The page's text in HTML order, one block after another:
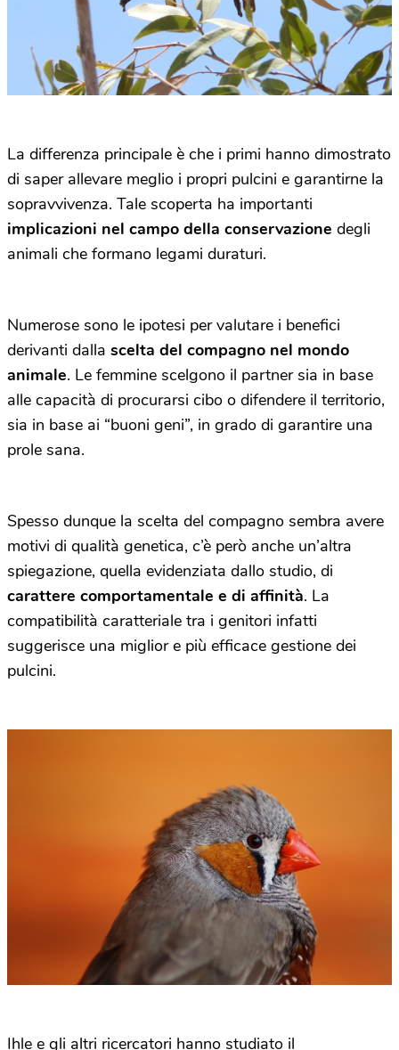
La differenza principale è che i primi hanno dimostrato
di saper allevare meglio i propri pulcini e garantirne la
sopravvivenza. Tale scoperta ha importanti
implicazioni nel campo della conservazione degli
animali che formano legami duraturi.
Numerose sono le ipotesi per valutare i benefici
derivanti dalla scelta del compagno nel mondo
animale. Le femmine scelgono il partner sia in base
alle capacità di procurarsi cibo o difendere il territorio,
sia in base ai “buoni geni”, in grado di garantire una
prole sana.
Spesso dunque la scelta del compagno sembra avere
motivi di qualità genetica, c’è però anche un’altra
spiegazione, quella evidenziata dallo studio, di
carattere comportamentale e di affinità. La
compatibilità caratteriale tra i genitori infatti
suggerisce una miglior e più efficace gestione dei
pulcini.
Ihle e gli altri ricercatori hanno studiato il